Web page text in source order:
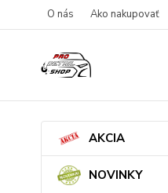
O nás Ako nakupovať
AKCIA
NOVINKY